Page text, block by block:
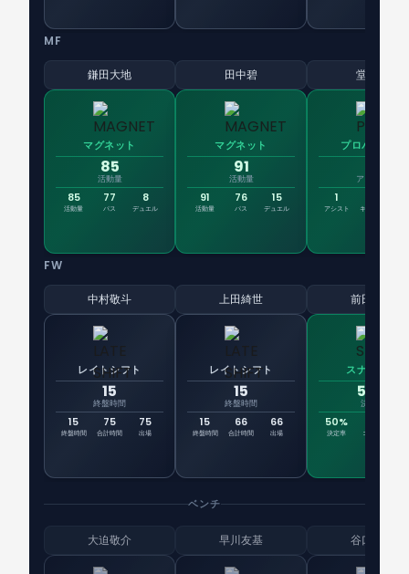
MF
鎌田大地
マグネット
85
活動量
85
活動量
77
パス
8
デュエル
田中碧
マグネット
91
活動量
91
活動量
76
パス
15
デュエル
堂安律
プロバイダー
アシスト
1
アシスト キーパス
FW
中村敬斗
レイトシフト
15
終盤時間
15
終盤時間
75
合計時間
75
出場
上田綺世
レイトシフト
15
終盤時間
15
終盤時間
66
合計時間
66
出場
前田大然
スナイパー
50%
決定率
50%
決定率 ゴール
ベンチ
大迫敬介 早川友基 谷口彰悟